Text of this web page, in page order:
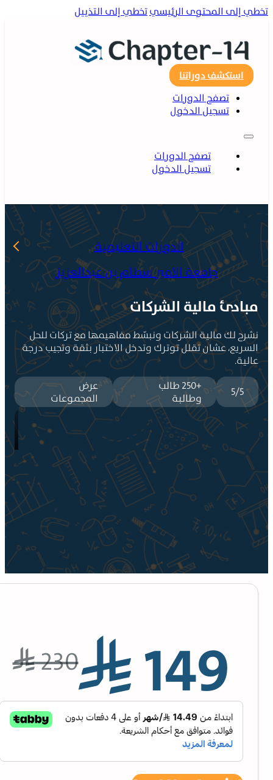
إلى المحتوى الرئيسيتخطي إلى التذييل
استكشف دوراتنا
تصفح الدورات
تسجيل الدخول
تصفح الدورات
تسجيل الدخول
الدورات التعليمية
جامعة الامير سطام بن عبدالعزيز
مالية الشركات
لك مالية الشركات ونبسّط مفاهيمها مع تركات للحل
عشان تقلل توترك وتدخل الاختبار بثقة وتجيب درجة
5/5
+250 طالب
وطالبة
عرض
المجموعات
⃁230⃁149